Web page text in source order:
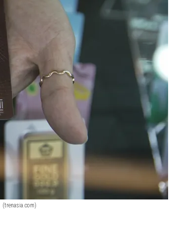
(trenasia.com)